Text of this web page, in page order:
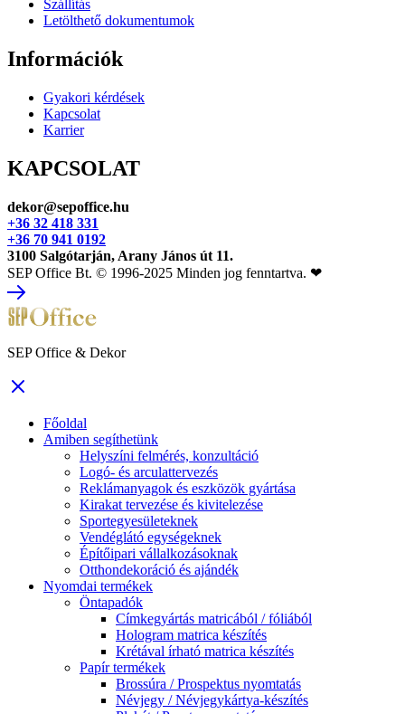
Szállítás
Letölthető dokumentumok
Információk
Gyakori kérdések
Kapcsolat
Karrier
KAPCSOLAT
dekor@sepoffice.hu
+36 32 418 331
+36 70 941 0192
3100 Salgótarján, Arany János út 11.
SEP Office Bt. © 1996-2025 Minden jog fenntartva. ❤
SEP Office & Dekor
Főoldal
Amiben segíthetünk
Helyszíni felmérés, konzultáció
Logó- és arculattervezés
Reklámanyagok és eszközök gyártása
Kirakat tervezése és kivitelezése
Sportegyesületeknek
Vendéglátó egységeknek
Építőipari vállalkozásoknak
Otthondekoráció és ajándék
Nyomdai termékek
Öntapadók
Címkegyártás matricából / fóliából
Hologram matrica készítés
Krétával írható matrica készítés
Papír termékek
Brossúra / Prospektus nyomtatás
Névjegy / Névjegykártya-készítés